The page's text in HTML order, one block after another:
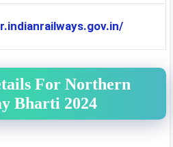
For Northern
Bharti 2024